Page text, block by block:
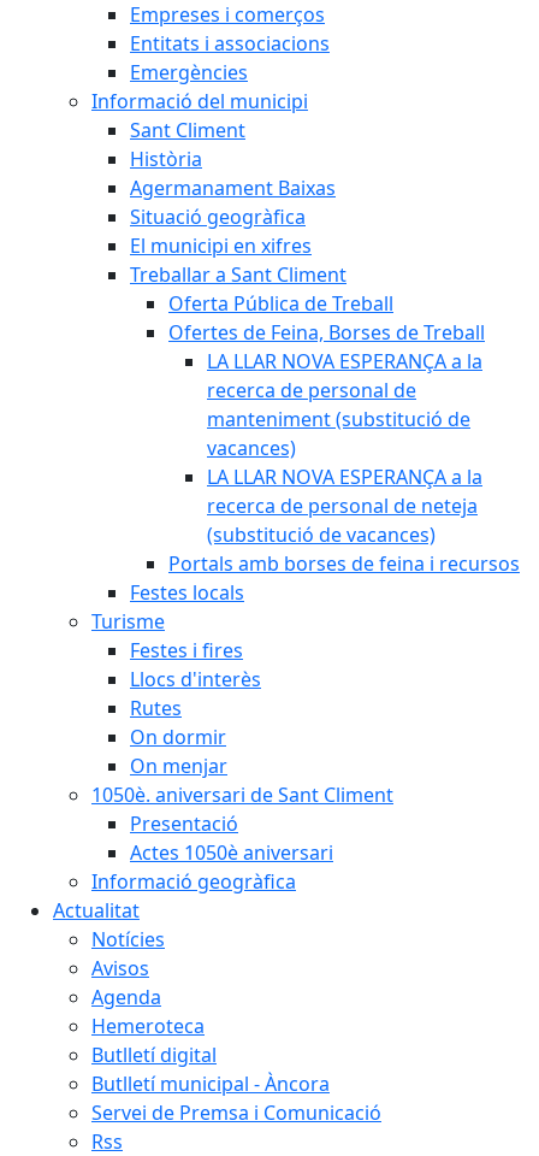
Empreses i comerços
Entitats i associacions
Emergències
Informació del municipi
Sant Climent
Història
Agermanament Baixas
Situació geogràfica
El municipi en xifres
Treballar a Sant Climent
Oferta Pública de Treball
Ofertes de Feina, Borses de Treball
LA LLAR NOVA ESPERANÇA a la
recerca de personal de
manteniment (substitució de
vacances)
LA LLAR NOVA ESPERANÇA a la
recerca de personal de neteja
(substitució de vacances)
Portals amb borses de feina i recursos
Festes locals
Turisme
Festes i fires
Llocs d'interès
Rutes
On dormir
On menjar
1050è. aniversari de Sant Climent
Presentació
Actes 1050è aniversari
Informació geogràfica
Actualitat
Notícies
Avisos
Agenda
Hemeroteca
Butlletí digital
Butlletí municipal - Àncora
Servei de Premsa i Comunicació
Rss